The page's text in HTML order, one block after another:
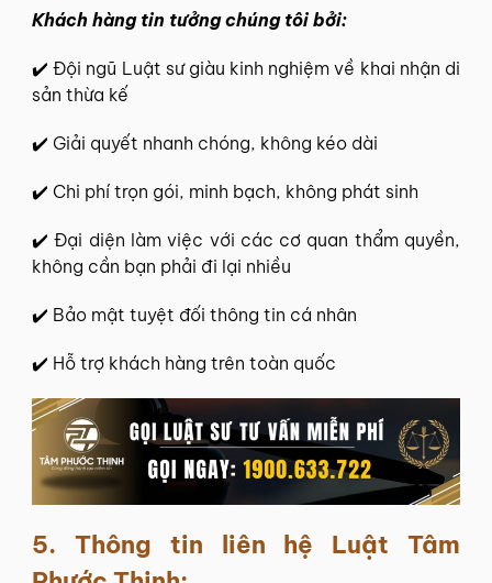
Khách hàng tin tưởng chúng tôi bởi:
✔️ Đội ngũ Luật sư giàu kinh nghiệm về khai nhận di
sản thừa kế
✔️ Giải quyết nhanh chóng, không kéo dài
✔️ Chi phí trọn gói, minh bạch, không phát sinh
✔️ Đại diện làm việc với các cơ quan thẩm quyền,
không cần bạn phải đi lại nhiều
✔️ Bảo mật tuyệt đối thông tin cá nhân
✔️ Hỗ trợ khách hàng trên toàn quốc
5. Thông tin liên hệ Luật Tâm